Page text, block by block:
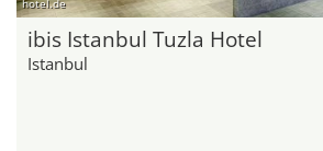
hotel.de
ibis Istanbul Tuzla Hotel
Istanbul